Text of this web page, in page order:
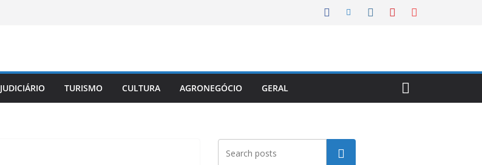
JUDICIÁRIO TURISMO CULTURA AGRONEGÓCIO GERAL
Pesquisar